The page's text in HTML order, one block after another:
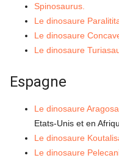
Spinosaurus.
Le dinosaure
Le dinosaure
Le dinosaure
Espagne
Le dinosaure
Etats-Unis et en
Le dinosaure
Le dinosaure